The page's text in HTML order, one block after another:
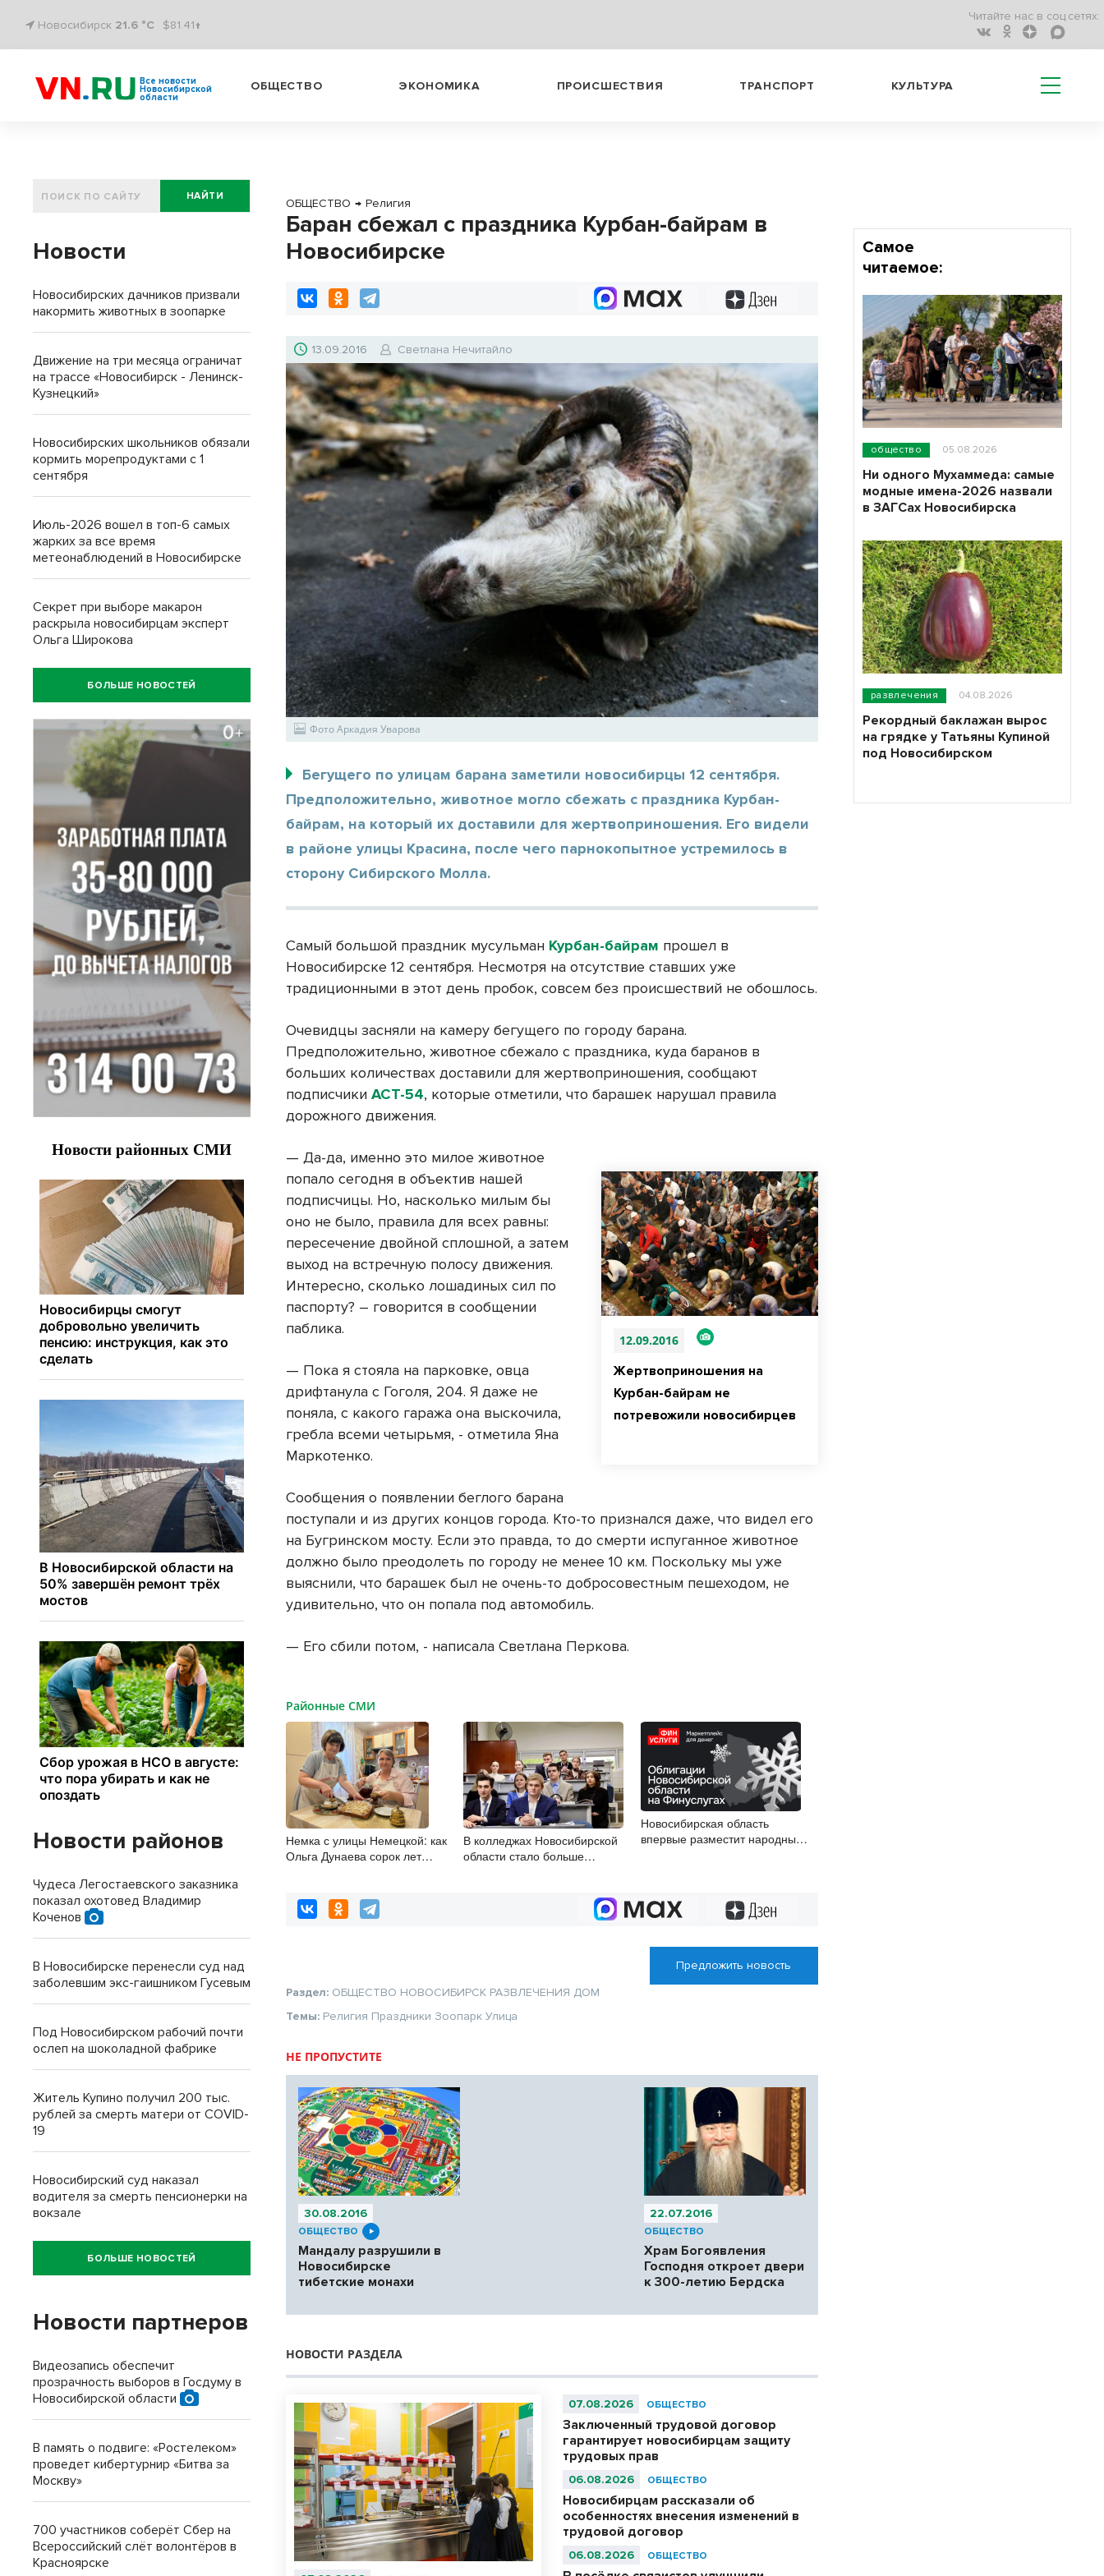
Новосибирск 21.6 °C $81.41↑
Читайте нас в соц.сетях:
Все новости
Новосибирской
области
ОБЩЕСТВО ЭКОНОМИКА ПРОИСШЕСТВИЯ ТРАНСПОРТ КУЛЬТУРА
ОБЩЕСТВО → Религия
Баран сбежал с праздника Курбан-байрам в
Новосибирске
13.09.2016 Светлана Нечитайло
Фото Аркадия Уварова
Бегущего по улицам барана заметили новосибирцы 12 сентября.
Предположительно, животное могло сбежать с праздника Курбан-
байрам, на который их доставили для жертвоприношения. Его видели
в районе улицы Красина, после чего парнокопытное устремилось в
сторону Сибирского Молла.
Самый большой праздник мусульман Курбан-байрам прошел в
Новосибирске 12 сентября. Несмотря на отсутствие ставших уже
традиционными в этот день пробок, совсем без происшествий не обошлось.
Очевидцы засняли на камеру бегущего по городу барана.
Предположительно, животное сбежало с праздника, куда баранов в
больших количествах доставили для жертвоприношения, сообщают
подписчикиАСТ-54, которые отметили, что барашек нарушал правила
дорожного движения.
12.09.2016
Жертвоприношения на
Курбан-байрам не
потревожили новосибирцев
— Да-да, именно это милое животное
попало сегодня в объектив нашей
подписчицы. Но, насколько милым бы
оно не было, правила для всех равны:
пересечение двойной сплошной, а затем
выход на встречную полосу движения.
Интересно, сколько лошадиных сил по
паспорту? – говорится в сообщении
паблика.
— Пока я стояла на парковке, овца
дрифтанула с Гоголя, 204. Я даже не
поняла, с какого гаража она выскочила,
гребла всеми четырьмя, - отметила Яна
Маркотенко.
Сообщения о появлении беглого барана
поступали и из других концов города. Кто-то признался даже, что видел его
на Бугринском мосту. Если это правда, то до смерти испуганное животное
должно было преодолеть по городу не менее 10 км. Поскольку мы уже
выяснили, что барашек был не очень-то добросовестным пешеходом, не
удивительно, что он попала под автомобиль.
— Его сбили потом, - написала Светлана Перкова.
Районные СМИ
Немка с улицы Немецкой: как
Ольга Дунаева сорок лет
В колледжах Новосибирской
области стало больше
Новосибирская область
впервые разместит народные
Предложить новость
Раздел: ОБЩЕСТВО НОВОСИБИРСК РАЗВЛЕЧЕНИЯ ДОМ
Темы: Религия Праздники Зоопарк Улица
НЕ ПРОПУСТИТЕ
30.08.2016
ОБЩЕСТВО
Мандалу разрушили в
Новосибирске
тибетские монахи
22.07.2016
ОБЩЕСТВО
Храм Богоявления
Господня откроет двери
к 300-летию Бердска
НОВОСТИ РАЗДЕЛА
07.08.2026 ОБЩЕСТВО
Заключенный трудовой договор
гарантирует новосибирцам защиту
трудовых прав
06.08.2026 ОБЩЕСТВО
Новосибирцам рассказали об
особенностях внесения изменений в
трудовой договор
06.08.2026 ОБЩЕСТВО
НАЙТИ
Новости
Новосибирских дачников призвали
накормить животных в зоопарке
Движение на три месяца ограничат
на трассе «Новосибирск - Ленинск-
Кузнецкий»
Новосибирских школьников обязали
кормить морепродуктами с 1
сентября
Июль-2026 вошел в топ-6 самых
жарких за все время
метеонаблюдений в Новосибирске
Секрет при выборе макарон
раскрыла новосибирцам эксперт
Ольга Широкова
БОЛЬШЕ НОВОСТЕЙ
Новости районов
Чудеса Легостаевского заказника
показал охотовед Владимир
Коченов
В Новосибирске перенесли суд над
заболевшим экс-гаишником Гусевым
Под Новосибирском рабочий почти
ослеп на шоколадной фабрике
Житель Купино получил 200 тыс.
рублей за смерть матери от COVID-
19
Новосибирский суд наказал
водителя за смерть пенсионерки на
вокзале
БОЛЬШЕ НОВОСТЕЙ
Новости партнеров
Видеозапись обеспечит
прозрачность выборов в Госдуму в
Новосибирской области
В память о подвиге: «Ростелеком»
проведет кибертурнир «Битва за
Москву»
700 участников соберёт Сбер на
Всероссийский слёт волонтёров в
Красноярске
Самое
читаемое:
общество 05.08.2026
Ни одного Мухаммеда: самые
модные имена-2026 назвали
в ЗАГСах Новосибирска
развлечения 04.08.2026
Рекордный баклажан вырос
на грядке у Татьяны Купиной
под Новосибирском